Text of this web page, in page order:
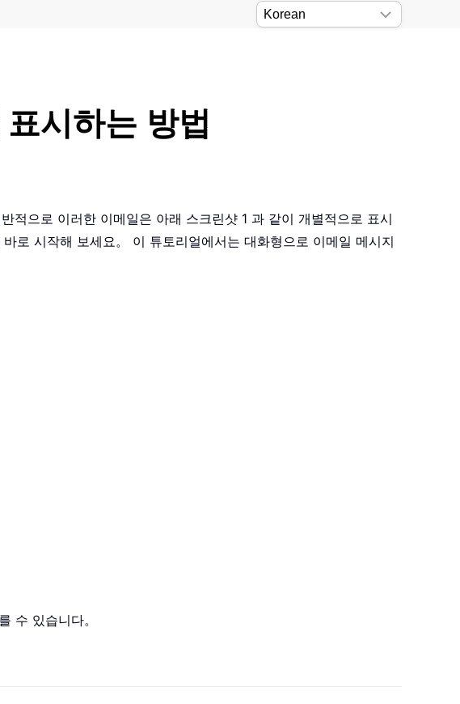
시하는 방법
으로 이러한 이메일은 아래 스크린샷 1 과 같이 개별적으로 표시
로 시작해 보세요。 이 튜토리얼에서는 대화형으로 이메일 메시지
수 있습니다。